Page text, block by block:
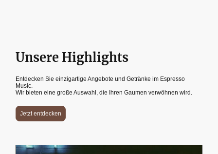
Unsere Highlights
Entdecken Sie einzigartige Angebote und Getränke im Espresso
Music.
Wir bieten eine große Auswahl, die Ihren Gaumen verwöhnen wird.
Jetzt entdecken